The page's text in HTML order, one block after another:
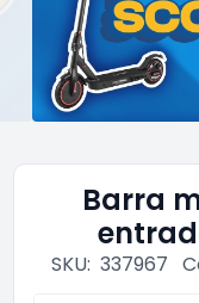
Barra
SKU: 337967